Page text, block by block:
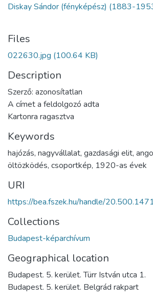
Diskay Sándor (fényképész) (1883-
Files
022630.jpg (100.64 KB)
Description
Szerző: azonosítatlan
A címet a feldolgozó adta
Kartonra ragasztva
Keywords
hajózás, nagyvállalat, gazdasági elit,
öltözködés, csoportkép, 1920-as évek
URI
https://bea.fszek.hu/handle/
Collections
Budapest-képarchívum
Geographical location
Budapest. 5. kerület. Türr István utca 1.
Budapest. 5. kerület. Belgrád rakpart